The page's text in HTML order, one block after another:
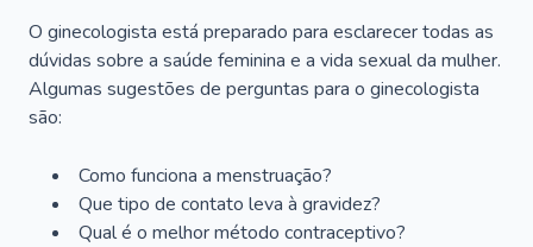
O ginecologista está preparado para esclarecer todas as
dúvidas sobre a saúde feminina e a vida sexual da mulher.
Algumas sugestões de perguntas para o ginecologista
são:
Como funciona a menstruação?
Que tipo de contato leva à gravidez?
Qual é o melhor método contraceptivo?